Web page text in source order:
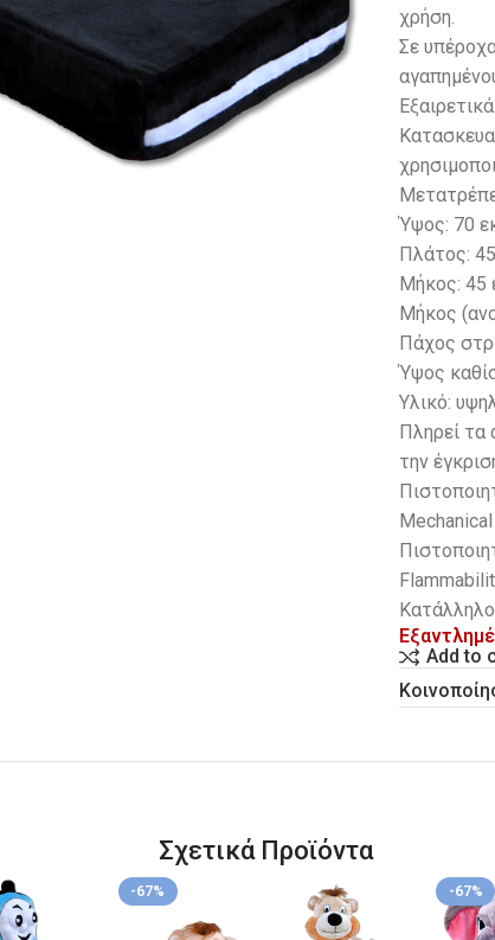
χρήση.
Σε
Ύψος: 70
Πλάτος:
Μήκος: 45
Μήκος
Πάχος
Ύψος
Υλικό:
Πληρεί τα
την
Add to
Σχετικά Προϊόντα
-67% -67%